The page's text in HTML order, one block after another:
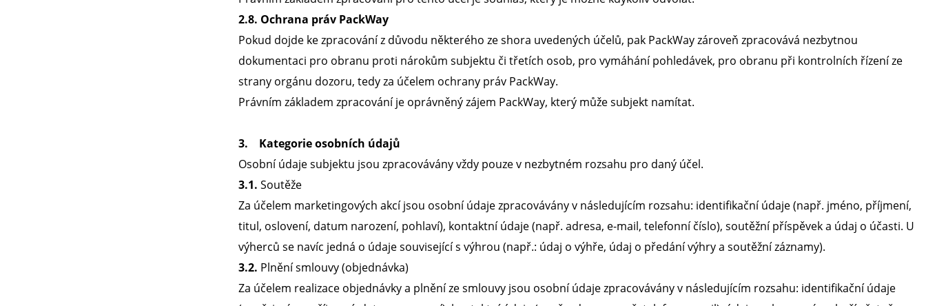
2.8. Ochrana práv PackWay
Pokud dojde ke zpracování z důvodu některého ze shora uvedených účelů, pak PackWay zároveň zpracovává nezbytnou
dokumentaci pro obranu proti nárokům subjektu či třetích osob, pro vymáhání pohledávek, pro obranu při kontrolních řízení ze
strany orgánu dozoru, tedy za účelem ochrany práv PackWay.
Právním základem zpracování je oprávněný zájem PackWay, který může subjekt namítat.
3. Kategorie osobních údajů
Osobní údaje subjektu jsou zpracovávány vždy pouze v nezbytném rozsahu pro daný účel.
3.1. Soutěže
Za účelem marketingových akcí jsou osobní údaje zpracovávány v následujícím rozsahu: identifikační údaje (např. jméno, příjmení,
titul, oslovení, datum narození, pohlaví), kontaktní údaje (např. adresa, e-mail, telefonní číslo), soutěžní příspěvek a údaj o účasti. U
výherců se navíc jedná o údaje související s výhrou (např.: údaj o výhře, údaj o předání výhry a soutěžní záznamy).
3.2. Plnění smlouvy (objednávka)
Za účelem realizace objednávky a plnění ze smlouvy jsou osobní údaje zpracovávány v následujícím rozsahu: identifikační údaje